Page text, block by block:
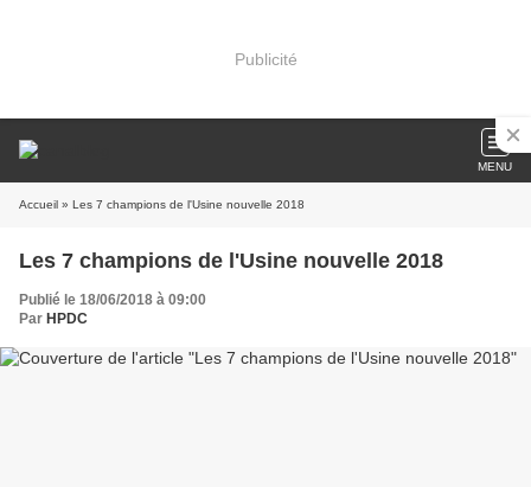
Publicité
MENU
Accueil » Les 7 champions de l'Usine nouvelle 2018
Les 7 champions de l'Usine nouvelle 2018
Publié le 18/06/2018 à 09:00
Par HPDC